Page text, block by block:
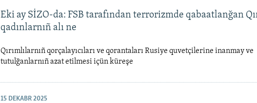
Eki ay SİZO-da: FSB tarafından terrorizmde qabaatlanğan
qadınlarnıñ alı ne
Qırımlılarnıñ qorçalayıcıları ve qorantaları Rusiye quvetçilerine inanmay ve
tutulğanlarnıñ azat etilmesi içün küreşe
15 DEKABR 2025